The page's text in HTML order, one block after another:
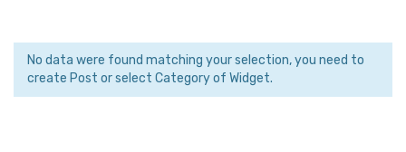
No data were found matching your selection, you need to
create Post or select Category of Widget.